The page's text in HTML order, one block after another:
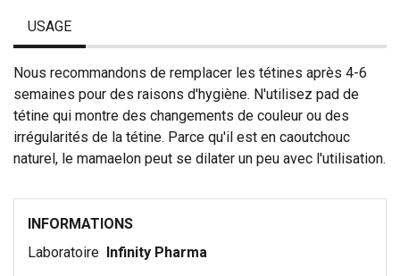
USAGE
Nous recommandons de remplacer les tétines après 4-6
semaines pour des raisons d'hygiène. N'utilisez pad de
tétine qui montre des changements de couleur ou des
irrégularités de la tétine. Parce qu'il est en caoutchouc
naturel, le mamaelon peut se dilater un peu avec l'utilisation.
INFORMATIONS
Laboratoire
Infinity Pharma